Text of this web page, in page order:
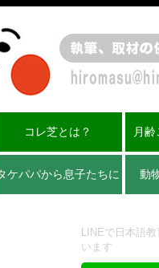
コレ芝とは？ 月
ケパパから息子たちに 動
LINEで日本語
います